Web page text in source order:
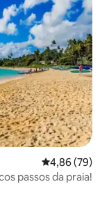
4,86 de uma
4,86 (79)
passos da praia!